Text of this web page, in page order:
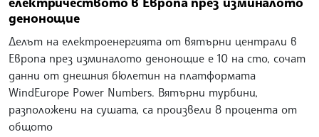
денонощие
Делът на електроенергията от вятърни централи в
Европа през изминалото денонощие е 10 на сто, сочат
данни от днешния бюлетин на платформата
WindEurope Power Numbers. Вятърни турбини,
разположени на сушата, са произвели 8 процента от
общото